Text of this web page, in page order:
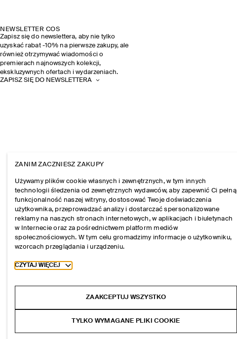
NEWSLETTER COS
Zapisz się do newslettera, aby nie tylko
uzyskać rabat -10% na pierwsze zakupy, ale
również otrzymywać wiadomości o
premierach najnowszych kolekcji,
ekskluzywnych ofertach i wydarzeniach.
ZAPISZ SIĘ DO NEWSLETTERA
ZANIM ZACZNIESZ ZAKUPY
Używamy plików cookie własnych i zewnętrznych, w tym innych
technologii śledzenia od zewnętrznych wydawców, aby zapewnić Ci pełną
funkcjonalność naszej witryny, dostosować Twoje doświadczenia
użytkownika, przeprowadzać analizy i dostarczać spersonalizowane
reklamy na naszych stronach internetowych, w aplikacjach i biuletynach
w Internecie oraz za pośrednictwem platform mediów
społecznościowych. W tym celu gromadzimy informacje o użytkowniku,
wzorcach przeglądania i urządzeniu.
Toggle more cookie information
CZYTAJ WIĘCEJ
ZAAKCEPTUJ WSZYSTKO
TYLKO WYMAGANE PLIKI COOKIE